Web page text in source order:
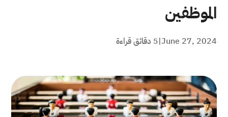
الموظفين
June 27, 2024
|5 دقائق قراءة